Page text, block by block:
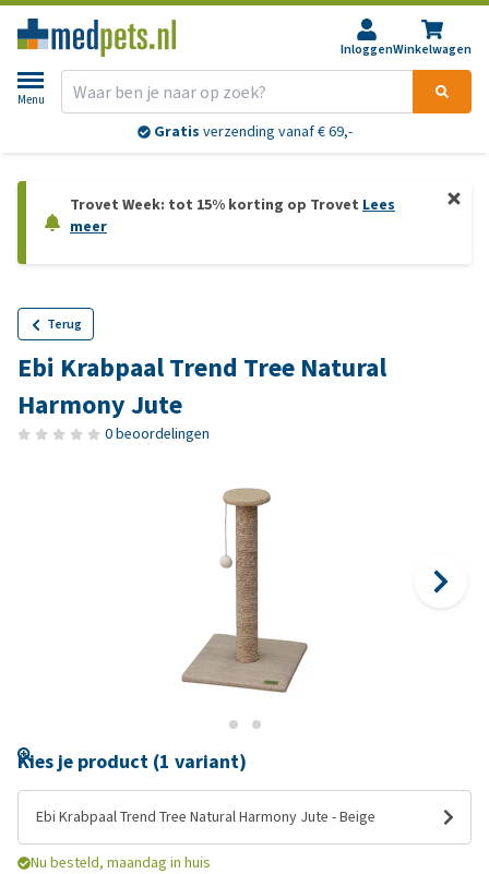
InloggenWinkelwagen
Menu
Gratis verzending vanaf € 69,-
Trovet Week: tot 15% korting op Trovet Lees
meer
Terug
Ebi Krabpaal Trend Tree Natural
Harmony Jute
0 beoordelingen
Kies je product (1 variant)
Ebi Krabpaal Trend Tree Natural Harmony Jute - Beige
Nu besteld, maandag in huis